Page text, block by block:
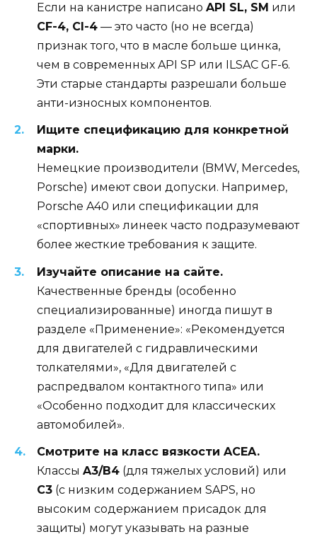
Если на канистре написано API SL, SM или
CF-4, CI-4 — это часто (но не всегда)
признак того, что в масле больше цинка,
чем в современных API SP или ILSAC GF-6.
Эти старые стандарты разрешали больше
анти-износных компонентов.
Ищите спецификацию для конкретной
марки.
Немецкие производители (BMW, Mercedes,
Porsche) имеют свои допуски. Например,
Porsche A40 или спецификации для
«спортивных» линеек часто подразумевают
более жесткие требования к защите.
Изучайте описание на сайте.
Качественные бренды (особенно
специализированные) иногда пишут в
разделе «Применение»: «Рекомендуется
для двигателей с гидравлическими
толкателями», «Для двигателей с
распредвалом контактного типа» или
«Особенно подходит для классических
автомобилей».
Смотрите на класс вязкости ACEA.
Классы A3/B4 (для тяжелых условий) или
C3 (с низким содержанием SAPS, но
высоким содержанием присадок для
защиты) могут указывать на разные